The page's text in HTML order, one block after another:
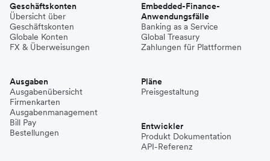
Geschäftskonten
Übersicht über
Geschäftskonten
Globale Konten
FX & Überweisungen
Ausgaben
Ausgabenübersicht
Firmenkarten
Ausgabenmanagement
Bill Pay
Bestellungen
Embedded-Finance-
Anwendungsfälle
Banking as a Service
Global Treasury
Zahlungen für Plattformen
Pläne
Preisgestaltung
Entwickler
Produkt Dokumentation
API-Referenz